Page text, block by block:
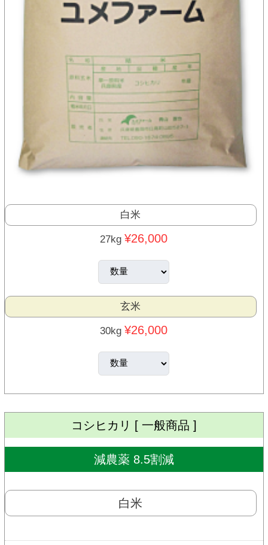
白米
27kg¥26,000
玄米
30kg¥26,000
コシヒカリ [ 一般商品 ]
減農薬 8.5割減
白米